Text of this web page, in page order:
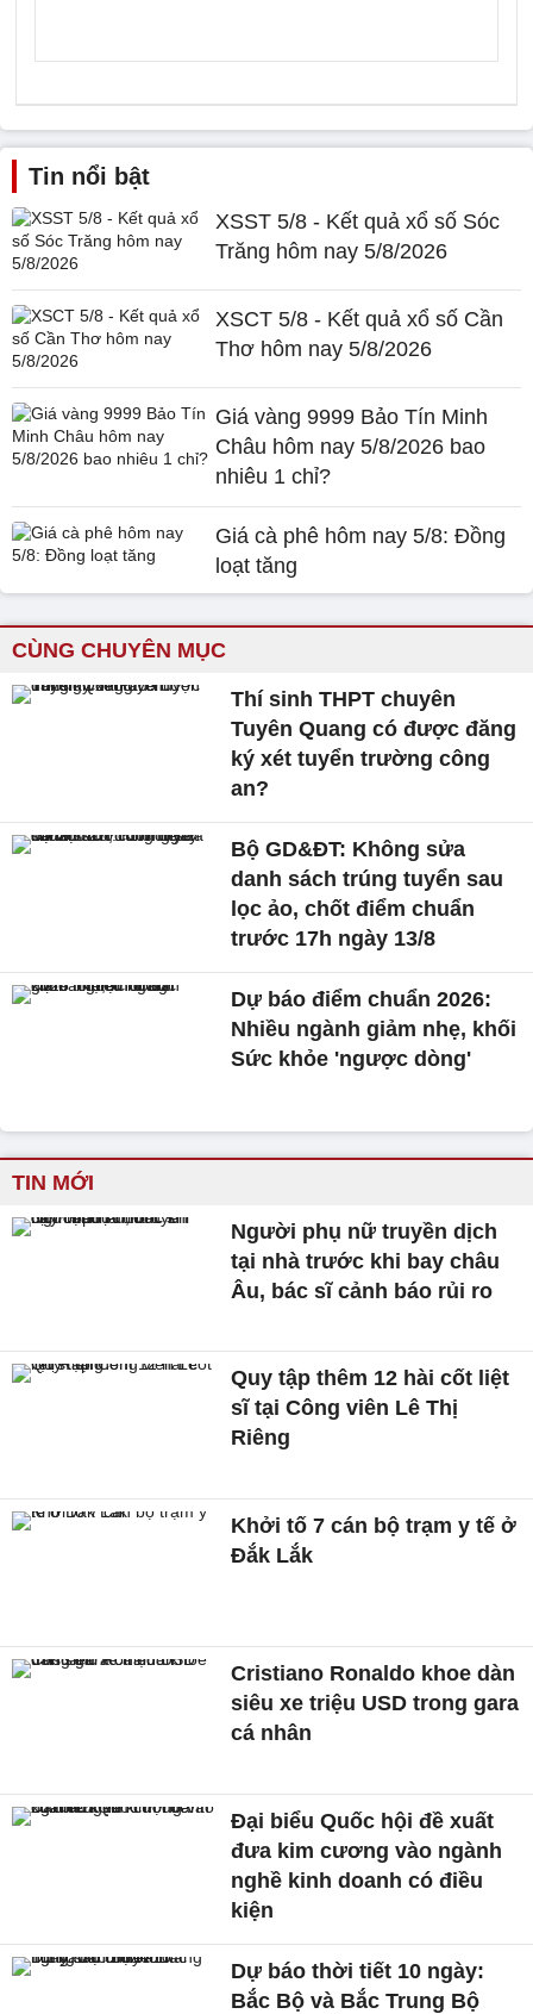
Tin nổi bật
XSST 5/8 - Kết quả xổ số Sóc
Trăng hôm nay 5/8/2026
XSCT 5/8 - Kết quả xổ số Cần
Thơ hôm nay 5/8/2026
Giá vàng 9999 Bảo Tín Minh
Châu hôm nay 5/8/2026 bao
nhiêu 1 chỉ?
Giá cà phê hôm nay 5/8: Đồng
loạt tăng
CÙNG CHUYÊN MỤC
Thí sinh THPT chuyên
Tuyên Quang có được đăng
ký xét tuyển trường công
an?
Bộ GD&ĐT: Không sửa
danh sách trúng tuyển sau
lọc ảo, chốt điểm chuẩn
trước 17h ngày 13/8
Dự báo điểm chuẩn 2026:
Nhiều ngành giảm nhẹ, khối
Sức khỏe 'ngược dòng'
TIN MỚI
Người phụ nữ truyền dịch
tại nhà trước khi bay châu
Âu, bác sĩ cảnh báo rủi ro
Quy tập thêm 12 hài cốt liệt
sĩ tại Công viên Lê Thị
Riêng
Khởi tố 7 cán bộ trạm y tế ở
Đắk Lắk
Cristiano Ronaldo khoe dàn
siêu xe triệu USD trong gara
cá nhân
Đại biểu Quốc hội đề xuất
đưa kim cương vào ngành
nghề kinh doanh có điều
kiện
Dự báo thời tiết 10 ngày:
Bắc Bộ và Bắc Trung Bộ